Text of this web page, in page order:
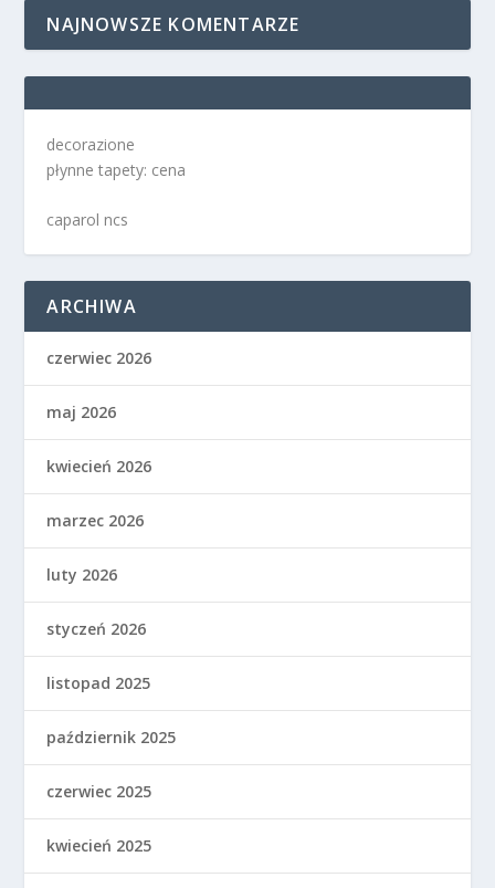
NAJNOWSZE KOMENTARZE
decorazione
płynne tapety: cena
caparol ncs
ARCHIWA
czerwiec 2026
maj 2026
kwiecień 2026
marzec 2026
luty 2026
styczeń 2026
listopad 2025
październik 2025
czerwiec 2025
kwiecień 2025